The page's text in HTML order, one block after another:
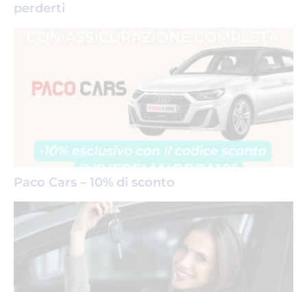
perderti
Paco Cars – 10% di sconto